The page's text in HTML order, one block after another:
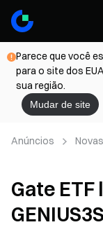
Parece que você
para o site dos
sua região.
Mudar de site
Anúncios
Gate ETF
GENIUS3S